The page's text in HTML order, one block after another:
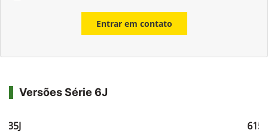
Entrar em contato
Versões Série 6J